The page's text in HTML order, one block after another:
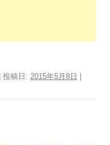
| 投稿日: 2015年5月8日